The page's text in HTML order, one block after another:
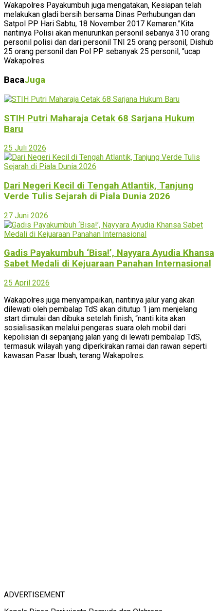
Wakapolres Payakumbuh juga mengatakan, Kesiapan telah
melakukan gladi bersih bersama Dinas Perhubungan dan
Satpol PP Hari Sabtu, 18 November 2017 Kemaren.”Kita
nantinya Polisi akan menurunkan personil sebanya 310 orang
personil polisi dan dari personil TNI 25 orang personil, Dishub
25 orang personil dan Pol PP sebanyak 25 personil, “ucap
Wakapolres.
BacaJuga
STIH Putri Maharaja Cetak 68 Sarjana Hukum
Baru
25 Juli 2026
Dari Negeri Kecil di Tengah Atlantik, Tanjung
Verde Tulis Sejarah di Piala Dunia 2026
27 Juni 2026
Gadis Payakumbuh ‘Bisa!’, Nayyara Ayudia Khansa
Sabet Medali di Kejuaraan Panahan Internasional
25 April 2026
Wakapolres juga menyampaikan, nantinya jalur yang akan
dilewati oleh pembalap TdS akan ditutup 1 jam menjelang
start dimulai dan dibuka setelah finish, “nanti kita akan
sosialisasikan melalui pengeras suara oleh mobil dari
kepolisian di sepanjang jalan yang di lewati pembalap TdS,
termasuk wilayah yang diperkirakan ramai dan rawan seperti
kawasan Pasar Ibuah, terang Wakapolres.
ADVERTISEMENT